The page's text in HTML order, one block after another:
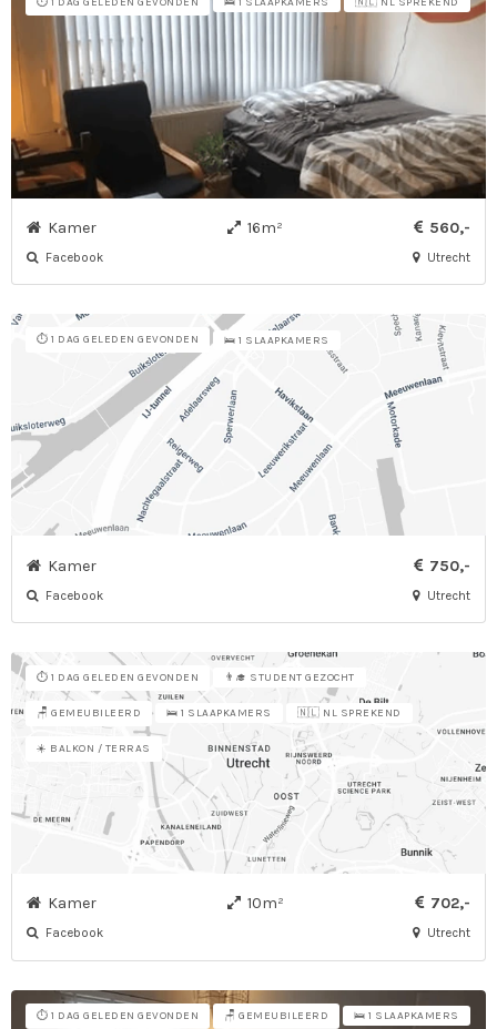
Kamer 16m² 560,-
Facebook Utrecht
⏱️ 1 DAG GELEDEN GEVONDEN 🛌 1 SLAAPKAMERS
Kamer 750,-
Facebook Utrecht
⏱️ 1 DAG GELEDEN GEVONDEN 👨‍🎓 STUDENT GEZOCHT
🪑 GEMEUBILEERD 🛌 1 SLAAPKAMERS 🇳🇱 NL SPREKEND
☀️ BALKON / TERRAS
Kamer 10m² 702,-
Facebook Utrecht
⏱️ 1 DAG GELEDEN GEVONDEN 🪑 GEMEUBILEERD 🛌 1 SLAAPKAMERS